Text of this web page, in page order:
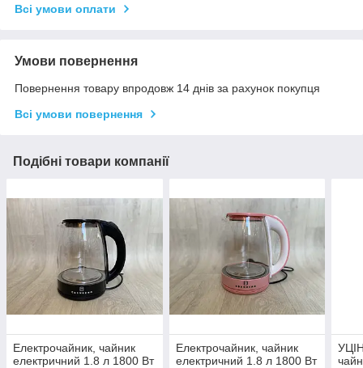
Всі умови оплати
Умови повернення
Повернення товару впродовж 14 днів за рахунок покупця
Всі умови повернення
Подібні товари компанії
Електрочайник, чайник
електричний 1.8 л 1800 Вт
Електрочайник, чайник
електричний 1.8 л 1800 Вт